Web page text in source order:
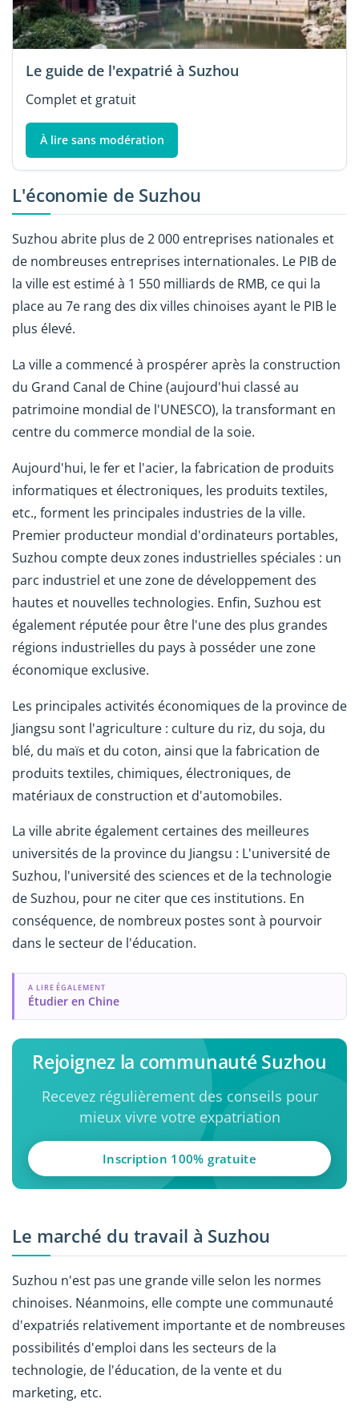
Le guide de l'expatrié à Suzhou
Complet et gratuit
À lire sans modération
L'économie de Suzhou
Suzhou abrite plus de 2 000 entreprises nationales et
de nombreuses entreprises internationales. Le PIB de
la ville est estimé à 1 550 milliards de RMB, ce qui la
place au 7e rang des dix villes chinoises ayant le PIB le
plus élevé.
La ville a commencé à prospérer après la construction
du Grand Canal de Chine (aujourd'hui classé au
patrimoine mondial de l'UNESCO), la transformant en
centre du commerce mondial de la soie.
Aujourd'hui, le fer et l'acier, la fabrication de produits
informatiques et électroniques, les produits textiles,
etc., forment les principales industries de la ville.
Premier producteur mondial d'ordinateurs portables,
Suzhou compte deux zones industrielles spéciales : un
parc industriel et une zone de développement des
hautes et nouvelles technologies. Enfin, Suzhou est
également réputée pour être l'une des plus grandes
régions industrielles du pays à posséder une zone
économique exclusive.
Les principales activités économiques de la province de
Jiangsu sont l'agriculture : culture du riz, du soja, du
blé, du maïs et du coton, ainsi que la fabrication de
produits textiles, chimiques, électroniques, de
matériaux de construction et d'automobiles.
La ville abrite également certaines des meilleures
universités de la province du Jiangsu : L'université de
Suzhou, l'université des sciences et de la technologie
de Suzhou, pour ne citer que ces institutions. En
conséquence, de nombreux postes sont à pourvoir
dans le secteur de l'éducation.
A LIRE ÉGALEMENT
Étudier en Chine
Rejoignez la communauté Suzhou
Recevez régulièrement des conseils pour
mieux vivre votre expatriation
Inscription 100% gratuite
Le marché du travail à Suzhou
Suzhou n'est pas une grande ville selon les normes
chinoises. Néanmoins, elle compte une communauté
d'expatriés relativement importante et de nombreuses
possibilités d'emploi dans les secteurs de la
technologie, de l'éducation, de la vente et du
marketing, etc.